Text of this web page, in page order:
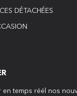
DÉTACHÉES
en temps réél nos